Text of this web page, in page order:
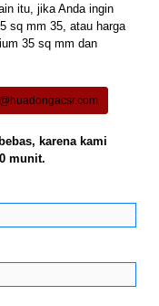
itu, jika Anda ingin
sq mm 35, atau harga
35 sq mm dan
karena kami
munit.